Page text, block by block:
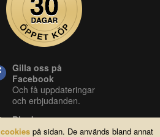
cookies på sidan. De används bland annat
Gilla oss på
Facebook
Och få uppdateringar
och erbjudanden.
Blocket
Vår butik på blocket.